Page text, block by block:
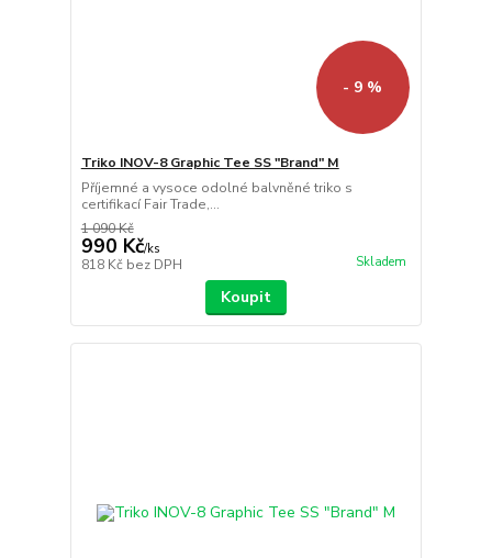
- 9 %
Triko INOV-8 Graphic Tee SS "Brand" M
Příjemné a vysoce odolné balvněné triko s
certifikací Fair Trade,...
1 090 Kč
990 Kč/ks
818 Kč bez DPH Skladem
Koupit